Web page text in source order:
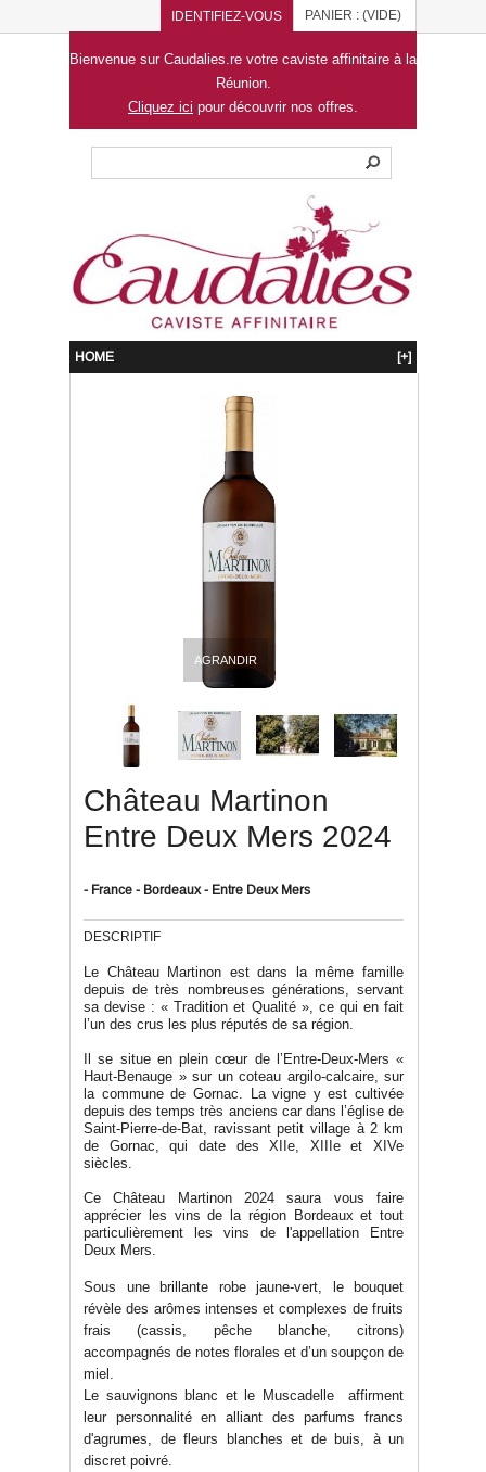
IDENTIFIEZ-VOUS PANIER : (VIDE)
Bienvenue sur Caudalies.re votre caviste affinitaire à la
Réunion.
Cliquez ici pour découvrir nos offres.
HOME [+]
AGRANDIR
Château Martinon
Entre Deux Mers 2024
- France - Bordeaux - Entre Deux Mers
DESCRIPTIF
Le Château Martinon est dans la même famille
depuis de très nombreuses générations, servant
sa devise : « Tradition et Qualité », ce qui en fait
l’un des crus les plus réputés de sa région.
Il se situe en plein cœur de l’Entre-Deux-Mers «
Haut-Benauge » sur un coteau argilo-calcaire, sur
la commune de Gornac. La vigne y est cultivée
depuis des temps très anciens car dans l’église de
Saint-Pierre-de-Bat, ravissant petit village à 2 km
de Gornac, qui date des XIIe, XIIIe et XIVe
siècles.
Ce Château Martinon 2024 saura vous faire
apprécier les vins de la région Bordeaux et tout
particulièrement les vins de l'appellation Entre
Deux Mers.
Sous une brillante robe jaune-vert, le bouquet
révèle des arômes intenses et complexes de fruits
frais (cassis, pêche blanche, citrons)
accompagnés de notes florales et d’un soupçon de
miel.
Le sauvignons blanc et le Muscadelle affirment
leur personnalité en alliant des parfums francs
d'agrumes, de fleurs blanches et de buis, à un
discret poivré.